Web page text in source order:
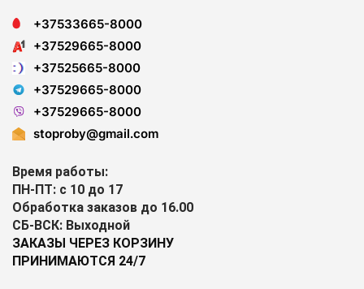
+37533665-8000
+37529665-8000
+37525665-8000
+37529665-8000
+37529665-8000
stoproby@gmail.com
Время работы:
ПН-ПТ: с 10 до 17
Обработка заказов до 16.00
СБ-ВСК: Выходной
ЗАКАЗЫ ЧЕРЕЗ КОРЗИНУ
ПРИНИМАЮТСЯ 24/7